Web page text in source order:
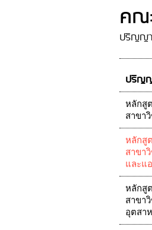
คณ
ปริญญ
ปริญ
หลักสู
สาขา
หลักสู
สาขา
และแ
หลักสู
สาขา
อุตสา